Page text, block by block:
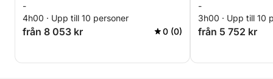
-
4h00 · Upp till 10 personer
från 8 053 kr 0 (0)
-
3h00 · Upp till 10
från 5 752 kr